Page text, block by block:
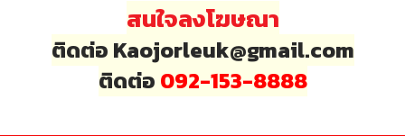
สนใจลงโฆษณา
ติดต่อ Kaojorleuk@gmail.com
ติดต่อ 092-153-8888